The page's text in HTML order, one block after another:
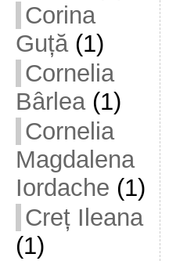
Corina
Guță(1)
Cornelia
Bârlea(1)
Cornelia
Magdalena
Iordache (1)
Creț Ileana
(1)